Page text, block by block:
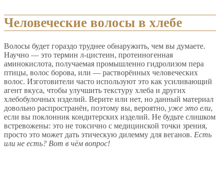
Человеческие волосы в хлебе
Волосы будет гораздо труднее обнаружить, чем вы думаете.
Научно — это термин л-цистеин, протеиногенная
аминокислота, получаемая промышленно гидролизом пера
птицы, волос борова, или — растворённых человеческих
волос. Изготовители часто используют это как усиливающий
агент вкуса, чтобы улучшить текстуру хлеба и других
хлебобулочных изделий. Верите или нет, но данный материал
довольно распространён, поэтому вы, вероятно, уже это ели,
если вы поклонник кондитерских изделий. Не будьте слишком
встревожены: это не токсично с медицинской точки зрения,
просто это может дать этическую дилемму для веганов. Есть
или не есть? Вот в чём вопрос!